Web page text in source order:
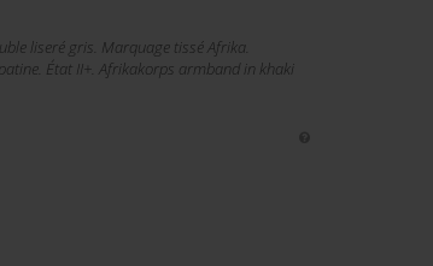
liseré gris. Marquage tissé Afrika.
État II+. Afrikakorps armband in khaki